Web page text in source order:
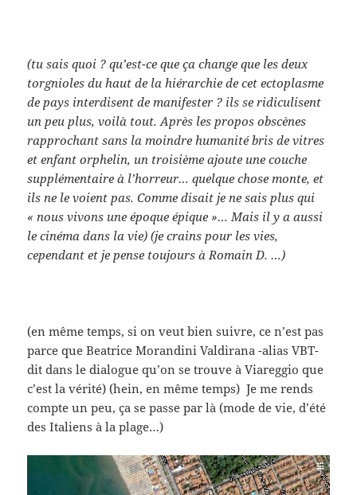
(tu sais quoi ? qu’est-ce que ça change que les deux
torgnioles du haut de la hiérarchie de cet ectoplasme
de pays interdisent de manifester ? ils se ridiculisent
un peu plus, voilà tout. Après les propos obscènes
rapprochant sans la moindre humanité bris de vitres
et enfant orphelin, un troisième ajoute une couche
supplémentaire à l’horreur… quelque chose monte, et
ils ne le voient pas. Comme disait je ne sais plus qui
« nous vivons une époque épique »… Mais il y a aussi
le cinéma dans la vie) (je crains pour les vies,
cependant et je pense toujours à Romain D. …)
(en même temps, si on veut bien suivre, ce n’est pas
parce que Beatrice Morandini Valdirana -alias VBT-
dit dans le dialogue qu’on se trouve à Viareggio que
c’est la vérité) (hein, en même temps) Je me rends
compte un peu, ça se passe par là (mode de vie, d’été
des Italiens à la plage…)